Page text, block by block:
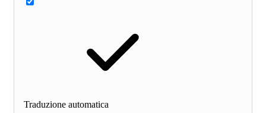
Traduzione automatica